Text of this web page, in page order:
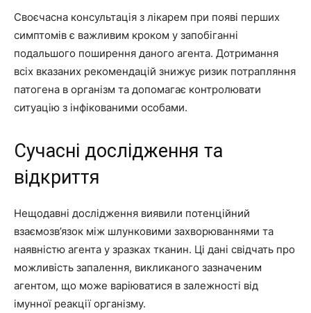
Своєчасна консультація з лікарем при появі перших
симптомів є важливим кроком у запобіганні
подальшого поширення даного агента. Дотримання
всіх вказаних рекомендацій знижує ризик потрапляння
патогена в організм та допомагає контролювати
ситуацію з інфікованими особами.
Сучасні дослідження та
відкриття
Нещодавні дослідження виявили потенційний
взаємозв’язок між шлунковими захворюваннями та
наявністю агента у зразках тканин. Ці дані свідчать про
можливість запалення, викликаного зазначеним
агентом, що може варіюватися в залежності від
імунної реакції організму.